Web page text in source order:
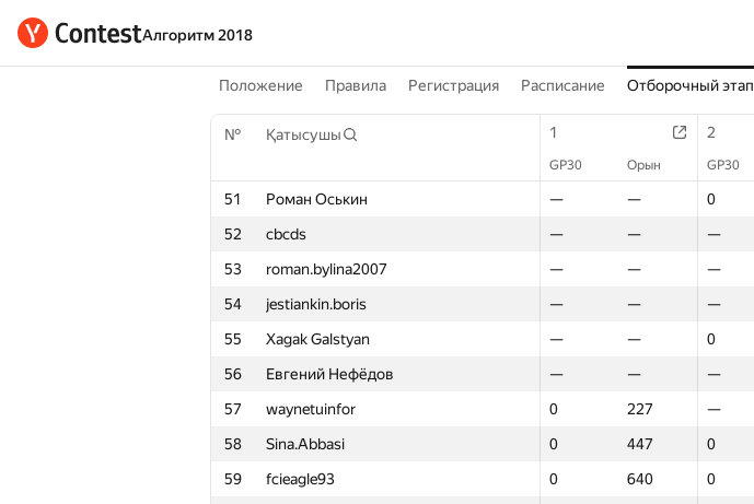
Алгоритм 2018
Положение Правила Регистрация Расписание Отборочный этап
№ Қатысушы 1 2
GP30 Орын GP30
51 Роман Оськин — — 0
52
cbcds — — —
53
roman.bylina2007 — — —
54
jestiankin.boris — — —
55
Xagak Galstyan — — 0
56
Евгений Нефёдов — — —
57
waynetuinfor 0 227 —
58
Sina.Abbasi 0 447 0
59
fcieagle93 0 640 0